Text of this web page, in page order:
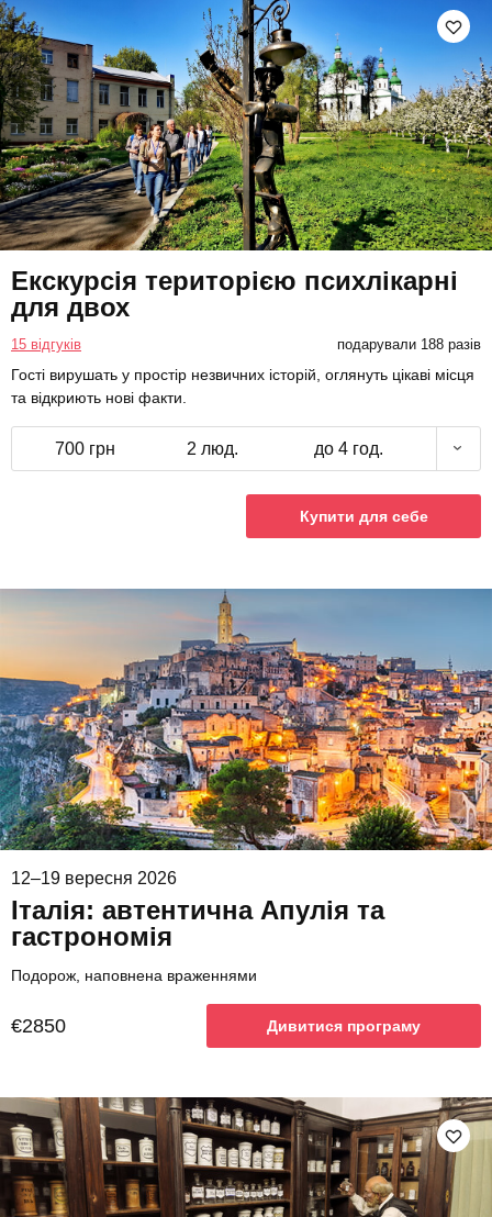
Екскурсія територією психлікарні
для двох
15 відгуків подарували 188 разів
Гості вирушать у простір незвичних історій, оглянуть цікаві місця
та відкриють нові факти.
700 грн 2 люд. до 4 год.
Купити для себе
12–19 вересня 2026
Італія: автентична Апулія та
гастрономія
Подорож, наповнена враженнями
€2850 Дивитися програму